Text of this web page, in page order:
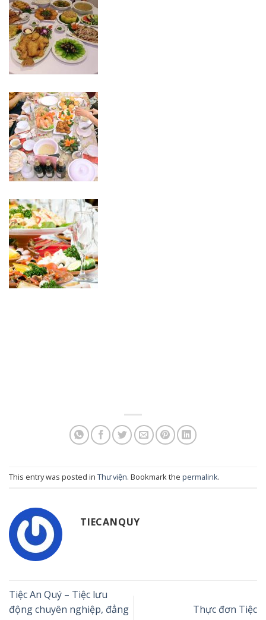
This entry was posted in Thư viện. Bookmark the permalink.
TIECANQUY
Tiệc An Quý – Tiệc lưu
động chuyên nghiệp, đẳng
Thực đơn Tiệc